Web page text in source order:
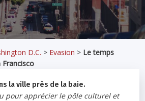
D.C. > Evasion > Le temps
Francisco
la ville près de la baie.
pour apprécier le pôle culturel et